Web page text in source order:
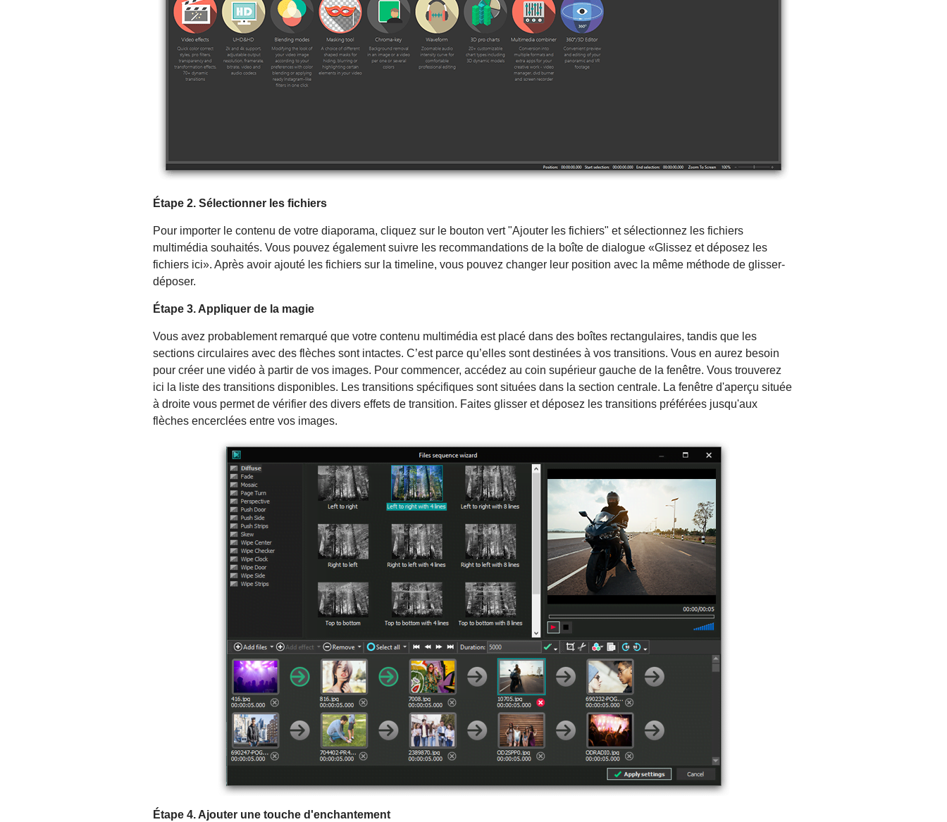
Étape 2. Sélectionner les fichiers
Pour importer le contenu de votre diaporama, cliquez sur le bouton vert "Ajouter les fichiers" et sélectionnez les fichiers
multimédia souhaités. Vous pouvez également suivre les recommandations de la boîte de dialogue «Glissez et déposez les
fichiers ici». Après avoir ajouté les fichiers sur la timeline, vous pouvez changer leur position avec la même méthode de glisser-
déposer.
Étape 3. Appliquer de la magie
Vous avez probablement remarqué que votre contenu multimédia est placé dans des boîtes rectangulaires, tandis que les
sections circulaires avec des flèches sont intactes. C’est parce qu’elles sont destinées à vos transitions. Vous en aurez besoin
pour créer une vidéo à partir de vos images. Pour commencer, accédez au coin supérieur gauche de la fenêtre. Vous trouverez
ici la liste des transitions disponibles. Les transitions spécifiques sont situées dans la section centrale. La fenêtre d'aperçu située
à droite vous permet de vérifier des divers effets de transition. Faites glisser et déposez les transitions préférées jusqu'aux
flèches encerclées entre vos images.
Étape 4. Ajouter une touche d'enchantement